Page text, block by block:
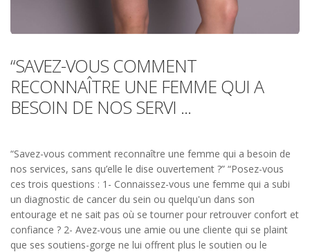
“SAVEZ-VOUS COMMENT
RECONNAÎTRE UNE FEMME QUI A
BESOIN DE NOS SERVI ...
“Savez-vous comment reconnaître une femme qui a besoin de
nos services, sans qu’elle le dise ouvertement ?” “Posez-vous
ces trois questions : 1- Connaissez-vous une femme qui a subi
un diagnostic de cancer du sein ou quelqu'un dans son
entourage et ne sait pas où se tourner pour retrouver confort et
confiance ? 2- Avez-vous une amie ou une cliente qui se plaint
que ses soutiens-gorge ne lui offrent plus le soutien ou le